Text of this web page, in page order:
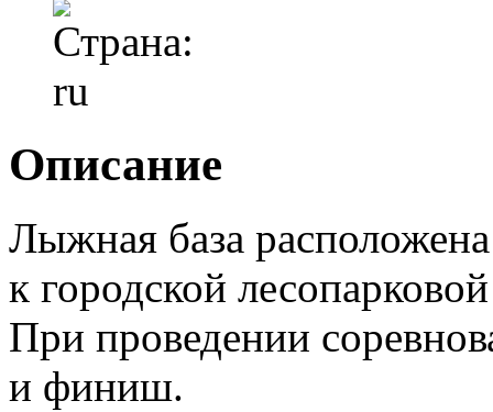
Описание
Лыжная база
к городской
При проведении
и финиш.